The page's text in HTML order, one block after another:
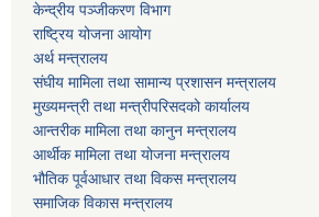
केन्द्रीय पञ्जीकरण विभाग
राष्ट्रिय योजना आयोग
अर्थ मन्त्रालय
संघीय मामिला तथा सामान्य प्रशासन मन्त्रालय
मुख्यमन्त्री तथा मन्त्रीपरिसदको कार्यालय
आन्तरीक मामिला तथा कानुन मन्त्रालय
आर्थीक मामिला तथा योजना मन्त्रालय
भौतिक पूर्वआधार तथा विकस मन्त्रालय
समाजिक विकास मन्त्रालय